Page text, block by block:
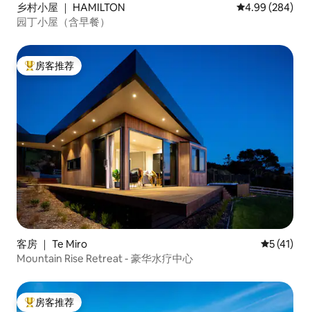
乡村小屋 ｜ HAMILTON 平均评分 4.99
4.99 (284)
园丁小屋（含早餐）
热门「房客推荐」
房客推荐
客房 ｜ Te Miro 平均评分
5 (41)
Mountain Rise Retreat - 豪华水疗中心
热门「房客推荐」
房客推荐